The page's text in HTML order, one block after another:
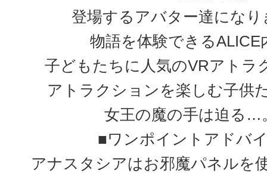
登場するアバター達になり
物語を体験できるALICE
子どもたちに人気のVRアトラ
アトラクションを楽しむ子供
女王の魔の手は迫る…
■ワンポイントアドバ
アナスタシアはお邪魔パネルを